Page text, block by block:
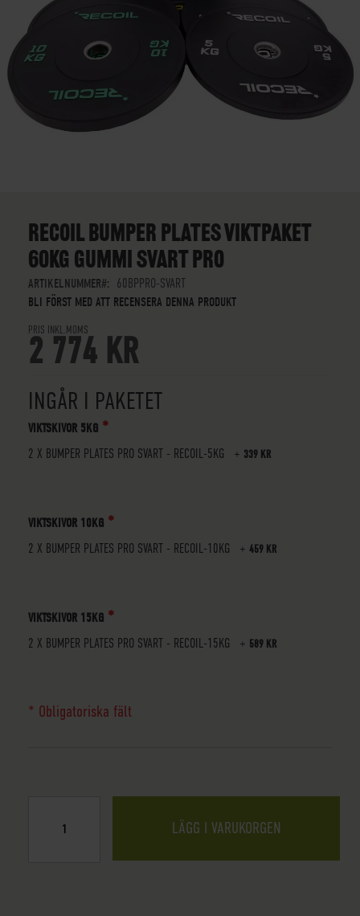
BEGINNING
IMAGES
GALLERY
RECOIL BUMPER PLATES VIKTPAKET
60KG GUMMI SVART PRO
ARTIKELNUMMER
60BPPRO-SVART
BLI FÖRST MED ATT RECENSERA DENNA PRODUKT
PRIS INKL.MOMS
2 774 KR
INGÅR I PAKETET
VIKTSKIVOR 5KG
2 X BUMPER PLATES PRO SVART - RECOIL-5KG
+ 339 KR
VIKTSKIVOR 10KG
2 X BUMPER PLATES PRO SVART - RECOIL-10KG
+ 459 KR
VIKTSKIVOR 15KG
2 X BUMPER PLATES PRO SVART - RECOIL-15KG
+ 589 KR
* Obligatoriska fält
LÄGG I VARUKORGEN